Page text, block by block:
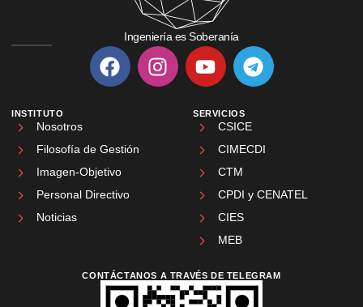
Ingeniería es Soberanía
INSTITUTO
Nosotros
Filosofía de Gestión
Imagen-Objetivo
Personal Directivo
Noticias
SERVICIOS
CSICE
CIMECDI
CTM
CPDI y CENATEL
CIES
MEB
CONTÁCTANOS A TRAVÉS DE TELEGRAM